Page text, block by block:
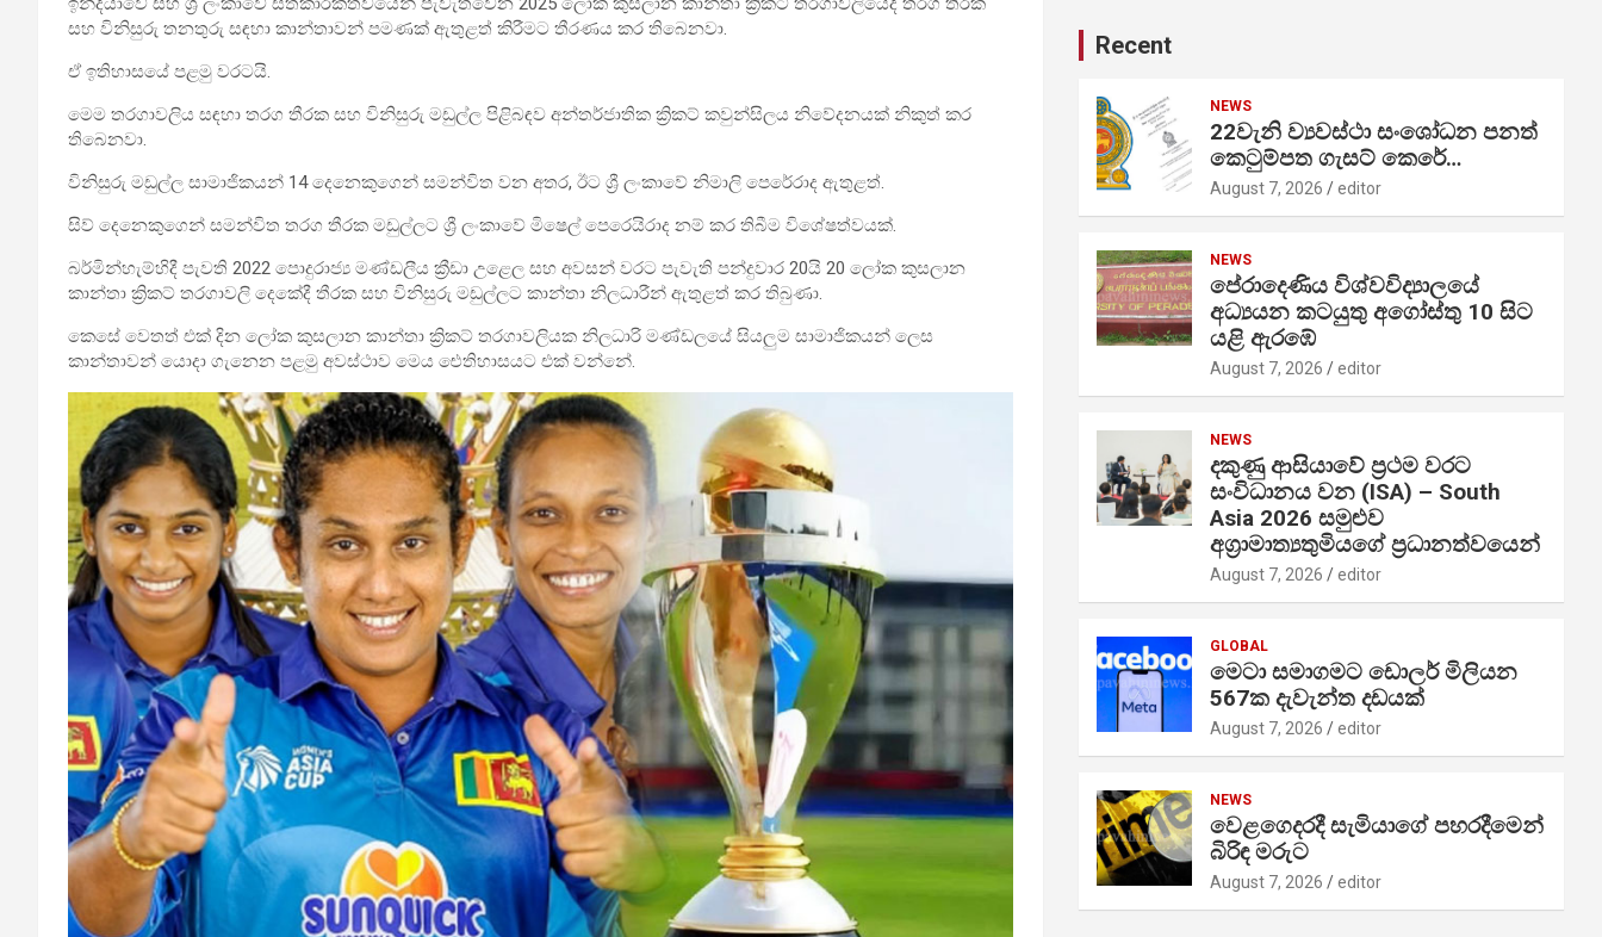
සහ විනිසුරු තනතුරු සඳහා කාන්තාවන් පමණක් ඇතුළත් කිරීමට තීරණය කර තිබෙනවා.
ඒ ඉතිහාසයේ පළමු වරටයි.
මෙම තරගාවලිය සඳහා තරග තීරක සහ විනිසුරු මඩුල්ල පිළිබඳව අන්තර්ජාතික ක්‍රිකට් කවුන්සිලය නිවේදනයක් නිකුත් කර
තිබෙනවා.
විනිසුරු මඩුල්ල සාමාජිකයන් 14 දෙනෙකුගෙන් සමන්විත වන අතර, ඊට ශ්‍රී ලංකාවේ නිමාලි පෙරේරාද ඇතුළත්.
සිව් දෙනෙකුගෙන් සමන්විත තරග තීරක මඩුල්ලට ශ්‍රී ලංකාවේ මිෂෙල් පෙරෙයිරාද නම් කර තිබීම විශේෂත්වයක්.
බර්මින්හැම්හිදී පැවති 2022 පොදුරාජ්‍ය මණ්ඩලීය ක්‍රීඩා උළෙල සහ අවසන් වරට පැවැති පන්දුවාර 20යි 20 ලෝක කුසලාන
කාන්තා ක්‍රිකට් තරගාවලි දෙකේදී තීරක සහ විනිසුරු මඩුල්ලට කාන්තා නිලධාරීන් ඇතුළත් කර තිබුණා.
කෙසේ වෙතත් එක් දින ලෝක කුසලාන කාන්තා ක්‍රිකට් තරගාවලියක නිලධාරි මණ්ඩලයේ සියලුම සාමාජිකයන් ලෙස
කාන්තාවන් යොදා ගැනෙන පළමු අවස්ථාව මෙය ඓතිහාසයට එක් වන්නේ.
Recent
NEWS
22වැනි ව්‍යවස්ථා සංශෝධන පනත්
කෙටුම්පත ගැසට් කෙරේ…
August 7, 2026 editor
NEWS
පේරාදෙණිය විශ්වවිද්‍යාලයේ
අධ්‍යයන කටයුතු අගෝස්තු 10 සිට
යළි ඇරඹේ
August 7, 2026 editor
NEWS
දකුණු ආසියාවේ ප්‍රථම වරට
සංවිධානය වන (ISA) – South
Asia 2026 සමුළුව
අග්‍රාමාත්‍යතුමියගේ ප්‍රධානත්වයෙන්
August 7, 2026 editor
GLOBAL
මෙටා සමාගමට ඩොලර් මිලියන
567ක දැවැන්ත දඩයක්
August 7, 2026 editor
NEWS
වෙළගෙදරදී සැමියාගේ පහරදීමෙන්
බිරිඳ මරුට
August 7, 2026 editor